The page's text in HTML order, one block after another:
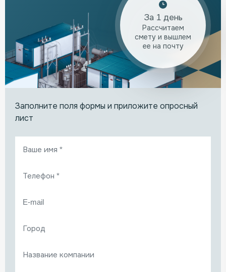
За 1 день
Рассчитаем
смету и вышлем
ее на почту
Заполните поля формы и приложите опросный
лист